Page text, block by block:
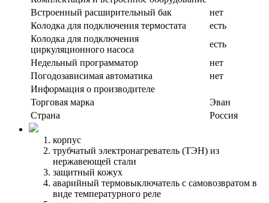
Встроенный расширительный бак
нет
Колодка для подключения термостата
есть
Колодка для подключения
циркуляционного насоса
есть
Недельный программатор
нет
Погодозависимая автоматика
нет
Информация о производителе
Торговая марка
Эван
Страна
Россия
корпус
трубчатый электронагреватель (ТЭН) из
нержавеющей стали
защитный кожух
аварийный термовыключатель с самовозвратом в
виде температурного реле